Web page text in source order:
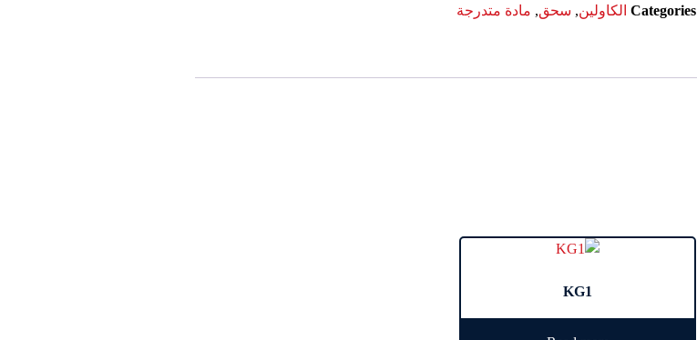
Categories الكاولين, سحق, مادة متدرجة
KG1